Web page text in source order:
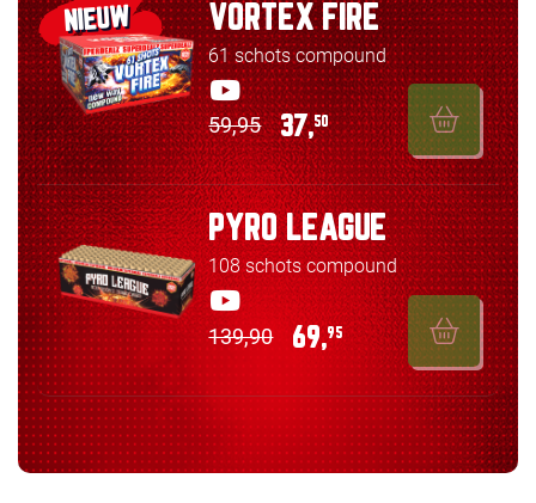
NIEUW VORTEX FIRE
61 schots compound
59,95 37,50
PYRO LEAGUE
108 schots compound
139,90 69,95